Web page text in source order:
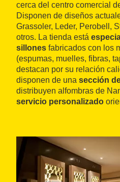
cerca del centro comercial
Disponen de diseños
Grassoler, Leder, Perobell,
otros. La tienda está
sillones fabricados con los
(espumas, muelles, fibras,
destacan por su relación
disponen de una sección
distribuyen alfombras de
servicio personalizado